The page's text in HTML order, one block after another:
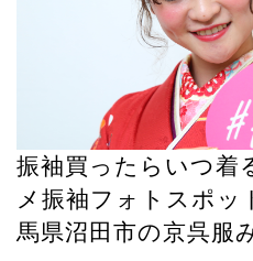
振袖買ったらいつ着
メ振袖フォトスポ
馬県沼田市の京呉服